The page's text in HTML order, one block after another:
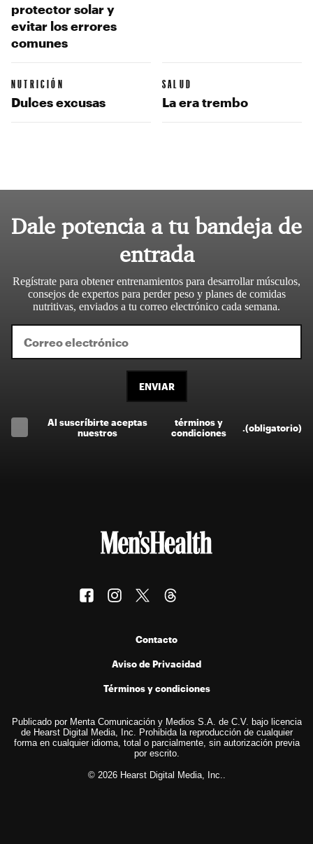
protector solar y
evitar los errores
comunes
NUTRICIÓN
Dulces excusas
SALUD
La era trembo
Dale potencia a tu bandeja de
entrada
Regístrate para obtener entrenamientos para desarrollar músculos,
consejos de expertos para perder peso y planes de comidas
nutritivas, enviados a tu correo electrónico cada semana.
ENVIAR
Al suscríbirte aceptas
nuestros
términos y
condiciones
(obligatorio)
Contacto
Aviso de Privacidad
Términos y condiciones
Publicado por Menta Comunicación y Medios S.A. de C.V. bajo licencia
de Hearst Digital Media, Inc. Prohibida la reproducción de cualquier
forma en cualquier idioma, total o parcialmente, sin autorización previa
por escrito.
© 2026 Hearst Digital Media, Inc..